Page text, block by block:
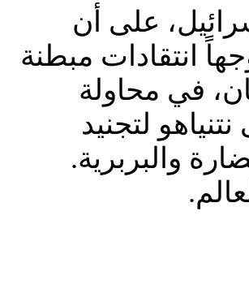
على أن
انتقادات مبطنة
في محاولة
لتجنيد
والبربرية.